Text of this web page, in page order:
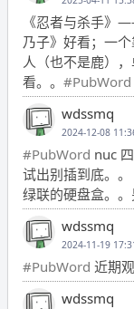
《忍者与杀手》
乃子》好看；一
人（也不是鹿）
看。。 #PubWord
wdssmq
2024-12-08
#PubWord nuc
试出别插到底。。
绿联的硬盘盒。。
wdssmq
2024-11-19
#PubWord 近期
wdssmq